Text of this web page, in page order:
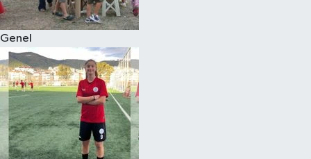
Genel
Son Dakika Haberleri
Haber Arşivi